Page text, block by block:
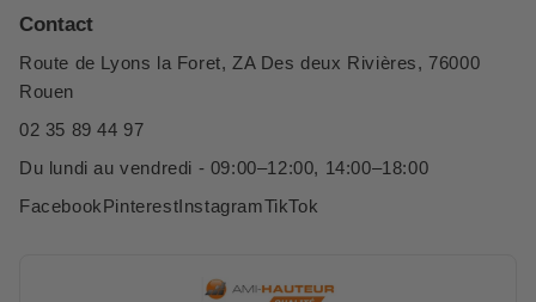
accès à un plafond technique,
accès à un espace de rangement en hauteur.
Ils répondent tous à un besoin commun :accéder
facilement à un espace en hauteur sans encombrer
Contact
Route de Lyons la Foret, ZA Des deux Rivières, 76000
Rouen
02 35 89 44 97
Du lundi au vendredi - 09:00–12:00, 14:00–18:00
FacebookPinterestInstagramTikTok